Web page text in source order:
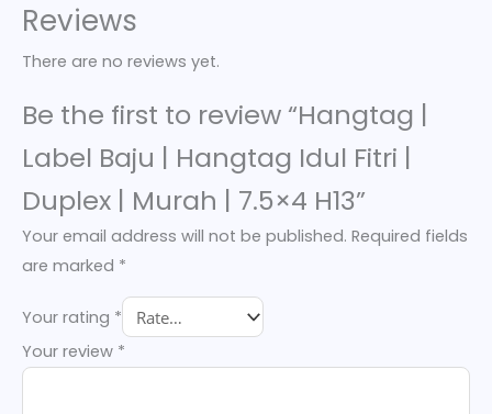
Reviews
There are no reviews yet.
Be the first to review “Hangtag |
Label Baju | Hangtag Idul Fitri |
Duplex | Murah | 7.5×4 H13”
Your email address will not be published. Required fields
are marked *
Your rating *
Your review *